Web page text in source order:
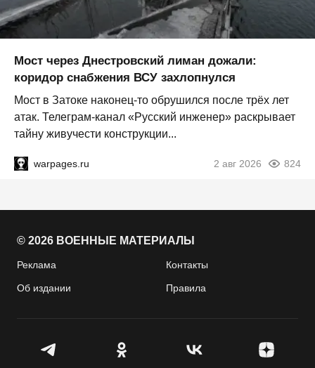
Мост через Днестровский лиман дожали:
коридор снабжения ВСУ захлопнулся
Мост в Затоке наконец-то обрушился после трёх лет
атак. Телеграм-канал «Русский инженер» раскрывает
тайну живучести конструкции...
warpages.ru 2 авг 2026 824
© 2026 ВОЕННЫЕ МАТЕРИАЛЫ
Реклама Контакты
Об издании Правила